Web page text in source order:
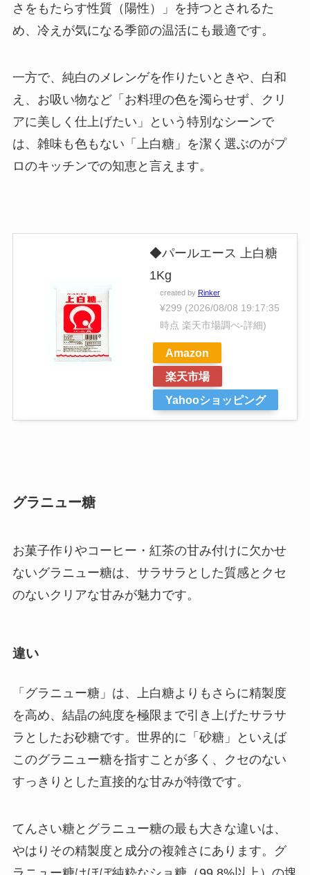
さをもたらす性質（陽性）」を持つとされるた
め、冷えが気になる季節の温活にも最適です。
一方で、純白のメレンゲを作りたいときや、白和
え、お吸い物など「お料理の色を濁らせず、クリ
アに美しく仕上げたい」という特別なシーンで
は、雑味も色もない「上白糖」を潔く選ぶのがプ
ロのキッチンでの知恵と言えます。
◆パールエース 上白糖
1Kg
created by Rinker
¥299 (2026/08/08 19:17:35
時点 楽天市場調べ-詳細)
Amazon
楽天市場
Yahooショッピング
グラニュー糖
お菓子作りやコーヒー・紅茶の甘み付けに欠かせ
ないグラニュー糖は、サラサラとした質感とクセ
のないクリアな甘みが魅力です。
違い
「グラニュー糖」は、上白糖よりもさらに精製度
を高め、結晶の純度を極限まで引き上げたサラサ
ラとしたお砂糖です。世界的に「砂糖」といえば
このグラニュー糖を指すことが多く、クセのない
すっきりとした直接的な甘みが特徴です。
てんさい糖とグラニュー糖の最も大きな違いは、
やはりその精製度と成分の複雑さにあります。グ